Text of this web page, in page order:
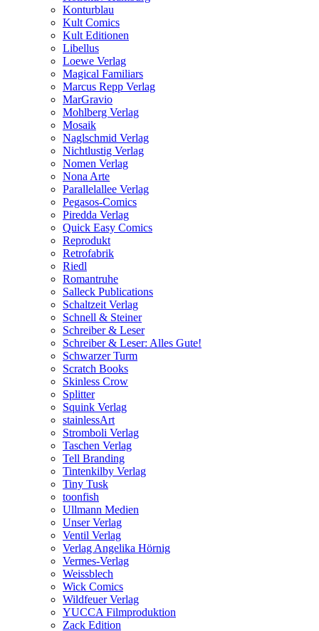
Konturblau
Kult Comics
Kult Editionen
Libellus
Loewe Verlag
Magical Familiars
Marcus Repp Verlag
MarGravio
Mohlberg Verlag
Mosaik
Naglschmid Verlag
Nichtlustig Verlag
Nomen Verlag
Nona Arte
Parallelallee Verlag
Pegasos-Comics
Piredda Verlag
Quick Easy Comics
Reprodukt
Retrofabrik
Riedl
Romantruhe
Salleck Publications
Schaltzeit Verlag
Schnell & Steiner
Schreiber & Leser
Schreiber & Leser: Alles Gute!
Schwarzer Turm
Scratch Books
Skinless Crow
Splitter
Squink Verlag
stainlessArt
Stromboli Verlag
Taschen Verlag
Tell Branding
Tintenkilby Verlag
Tiny Tusk
toonfish
Ullmann Medien
Unser Verlag
Ventil Verlag
Verlag Angelika Hörnig
Vermes-Verlag
Weissblech
Wick Comics
Wildfeuer Verlag
YUCCA Filmproduktion
Zack Edition